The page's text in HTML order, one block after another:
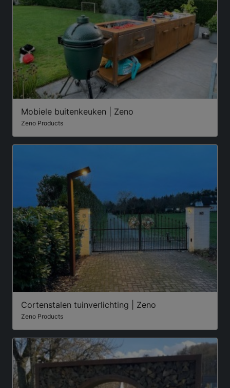
Mobiele buitenkeuken | Zeno
Zeno Products
Cortenstalen tuinverlichting | Zeno
Zeno Products